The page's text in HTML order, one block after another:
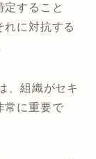
定すること
れに対抗する
、組織がセキ
常に重要で